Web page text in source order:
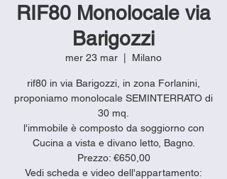
RIF80 Monolocale via
Barigozzi
mer 23 mar Milano
rif80 in via Barigozzi, in zona Forlanini,
proponiamo monolocale SEMINTERRATO di
30 mq.
l'immobile è composto da soggiorno con
Cucina a vista e divano letto, Bagno.
Prezzo: €650,00
Vedi scheda e video dell'appartamento: